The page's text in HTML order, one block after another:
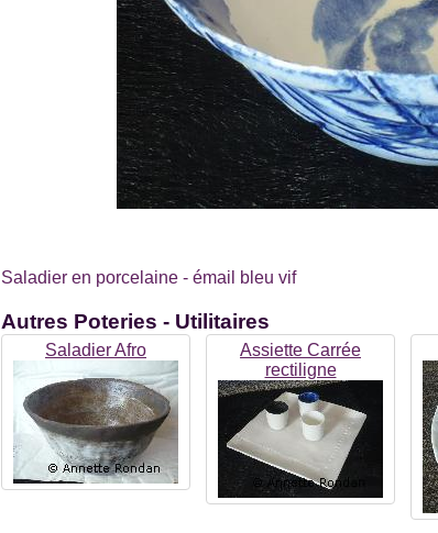
Saladier en porcelaine - émail bleu vif
Autres Poteries - Utilitaires
Saladier Afro
Assiette Carrée
rectiligne